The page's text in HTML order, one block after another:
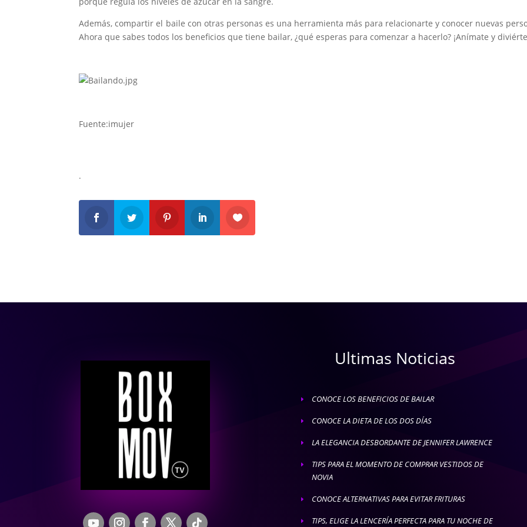
Además, compartir el baile con otras personas es una herramienta más para relacionarte y conocer nuevas
Ahora que sabes todos los beneficios que tiene bailar, ¿qué esperas para comenzar a hacerlo? ¡Anímate y
Fuente:imujer
.
Ultimas Noticias
E CONOCE LOS BENEFICIOS DE BAILAR
E CONOCE LA DIETA DE LOS DOS DÍAS
E LA ELEGANCIA DESBORDANTE DE JENNIFER LAWRENCE
E
TIPS PARA EL MOMENTO DE COMPRAR VESTIDOS DE
NOVIA
E CONOCE ALTERNATIVAS PARA EVITAR FRITURAS
E TIPS, ELIGE LA LENCERÍA PERFECTA PARA TU NOCHE DE